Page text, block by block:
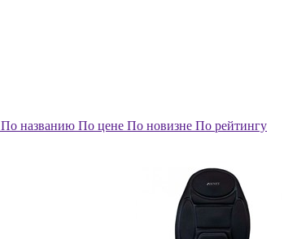
По названию По цене По новизне По рейтингу